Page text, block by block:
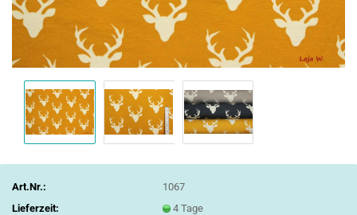
Art.Nr.:
1067
Lieferzeit:
4 Tage